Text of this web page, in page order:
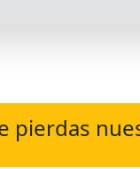
pierdas